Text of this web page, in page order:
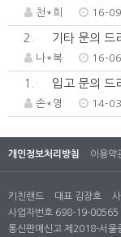
천*희 16-
2. 기타 문의 드
나*복 16-
1. 입고 문의 드
손*영 14-
개인정보처리방침 이용약
키친랜드 대표 김장호
사업자번호 698-19-00565
통신판매신고 제2018-서울